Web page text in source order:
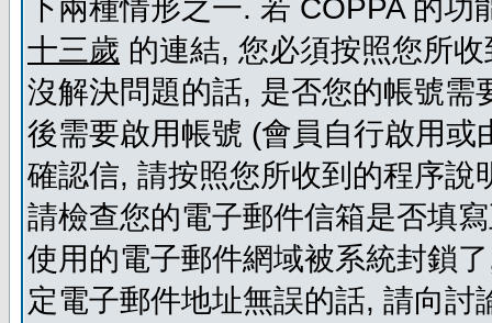
下兩種情形之一. 若 COPPA 的
十三歲 的連結, 您必須按照您所
沒解決問題的話, 是否您的帳號
後需要啟用帳號 (會員自行啟用
確認信, 請按照您所收到的程序
請檢查您的電子郵件信箱是否填
使用的電子郵件網域被系統封鎖
定電子郵件地址無誤的話, 請向